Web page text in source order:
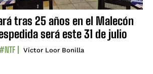
tras 25 años en el Malecón
será este 31 de julio
Víctor Loor Bonilla